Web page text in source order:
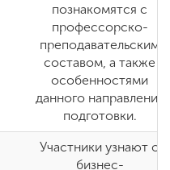
познакомятся с
профессорско-
преподавательским
составом, а также
особенностями
данного направления
подготовки.
Участники узнают о
бизнес-